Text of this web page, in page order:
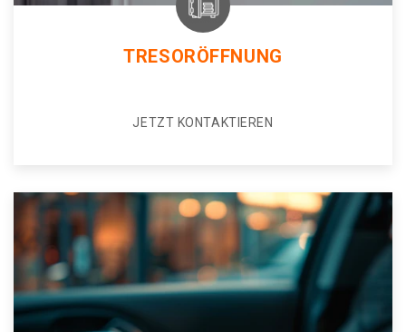
TRESORÖFFNUNG
JETZT KONTAKTIEREN